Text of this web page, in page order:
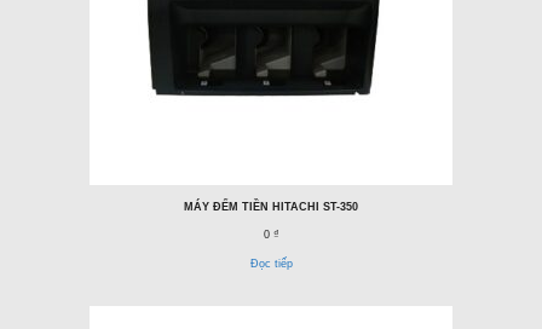
MÁY ĐẾM TIỀN HITACHI ST-350
0 ₫
Đọc tiếp